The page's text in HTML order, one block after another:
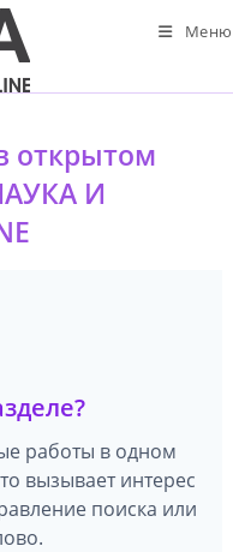
Меню
открытом
И
работы в одном
вызывает интерес
поиска или